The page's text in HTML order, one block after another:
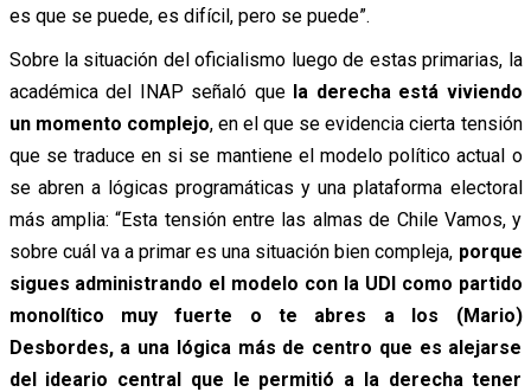
es que se puede, es difícil, pero se puede”.
Sobre la situación del oficialismo luego de estas primarias, la
académica del INAP señaló quela derecha está viviendo
un momento complejo, en el que se evidencia cierta tensión
que se traduce en si se mantiene el modelo político actual o
se abren a lógicas programáticas y una plataforma electoral
más amplia: “Esta tensión entre las almas de Chile Vamos, y
sobre cuál va a primar es una situación bien compleja, porque
sigues administrando el modelo con la UDI como partido
monolítico muy fuerte o te abres a los (Mario)
Desbordes, a una lógica más de centro que es alejarse
del ideario central que le permitió a la derecha tener